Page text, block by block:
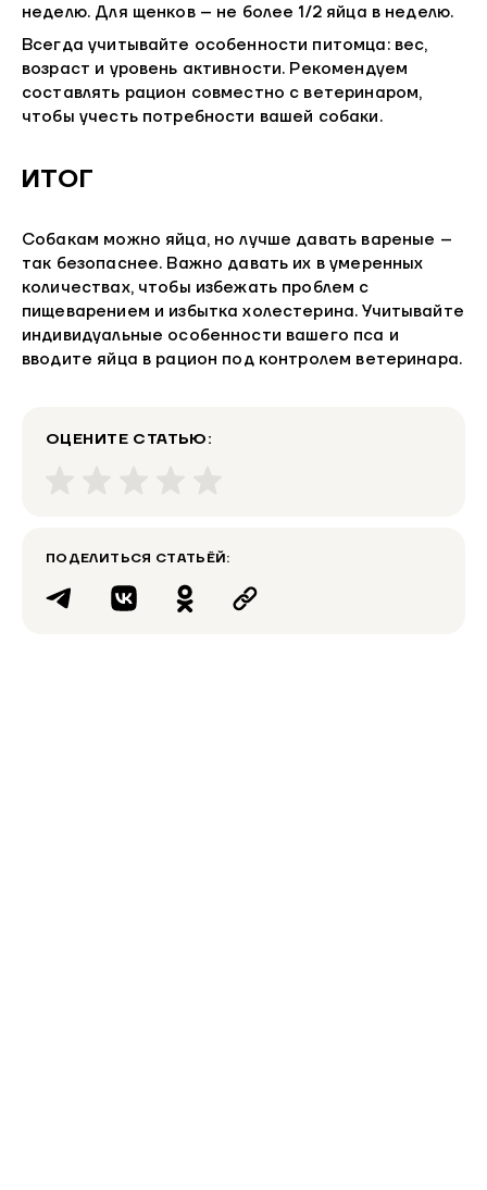
неделю. Для щенков – не более 1/2 яйца в неделю.
Всегда учитывайте особенности питомца: вес,
возраст и уровень активности. Рекомендуем
составлять рацион совместно с ветеринаром,
чтобы учесть потребности вашей собаки.
ИТОГ
Собакам можно яйца, но лучше давать вареные –
так безопаснее. Важно давать их в умеренных
количествах, чтобы избежать проблем с
пищеварением и избытка холестерина. Учитывайте
индивидуальные особенности вашего пса и
вводите яйца в рацион под контролем ветеринара.
ОЦЕНИТЕ СТАТЬЮ:
ПОДЕЛИТЬСЯ СТАТЬЁЙ: